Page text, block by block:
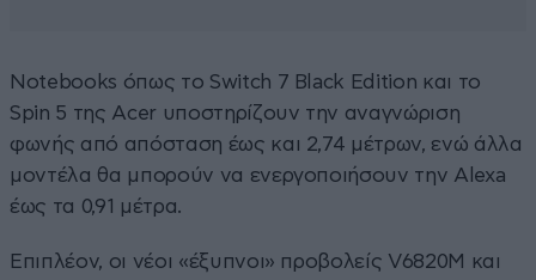
Notebooks όπως το Switch 7 Black Edition και το
Spin 5 της Acer υποστηρίζουν την αναγνώριση
φωνής από απόσταση έως και 2,74 μέτρων, ενώ άλλα
μοντέλα θα μπορούν να ενεργοποιήσουν την Alexa
έως τα 0,91 μέτρα.
Επιπλέον, οι νέοι «έξυπνοι» προβολείς V6820M και